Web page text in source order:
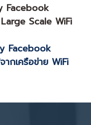
Facebook
Scale WiFi
Facebook
ากเครือข่าย WiFi